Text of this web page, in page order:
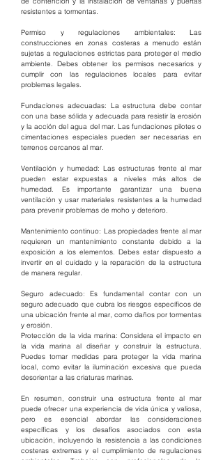
resistentes a tormentas.
Permiso y regulaciones ambientales: Las
construcciones en zonas costeras a menudo están
sujetas a regulaciones estrictas para proteger el medio
ambiente. Debes obtener los permisos necesarios y
cumplir con las regulaciones locales para evitar
problemas legales.
Fundaciones adecuadas: La estructura debe contar
con una base sólida y adecuada para resistir la erosión
y la acción del agua del mar. Las fundaciones pilotes o
cimentaciones especiales pueden ser necesarias en
terrenos cercanos al mar.
Ventilación y humedad: Las estructuras frente al mar
pueden estar expuestas a niveles más altos de
humedad. Es importante garantizar una buena
ventilación y usar materiales resistentes a la humedad
para prevenir problemas de moho y deterioro.
Mantenimiento continuo: Las propiedades frente al mar
requieren un mantenimiento constante debido a la
exposición a los elementos. Debes estar dispuesto a
invertir en el cuidado y la reparación de la estructura
de manera regular.
Seguro adecuado: Es fundamental contar con un
seguro adecuado que cubra los riesgos específicos de
una ubicación frente al mar, como daños por tormentas
y erosión.
Protección de la vida marina: Considera el impacto en
la vida marina al diseñar y construir la estructura.
Puedes tomar medidas para proteger la vida marina
local, como evitar la iluminación excesiva que pueda
desorientar a las criaturas marinas.
En resumen, construir una estructura frente al mar
puede ofrecer una experiencia de vida única y valiosa,
pero es esencial abordar las consideraciones
específicas y los desafíos asociados con esta
ubicación, incluyendo la resistencia a las condiciones
costeras extremas y el cumplimiento de regulaciones